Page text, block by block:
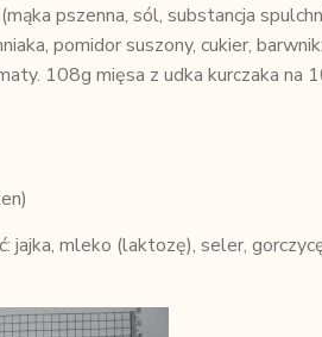
pszenna, sól, substancja
pomidor suszony, cukier,
108g mięsa z udka kurczaka na
jajka, mleko (laktozę), seler,